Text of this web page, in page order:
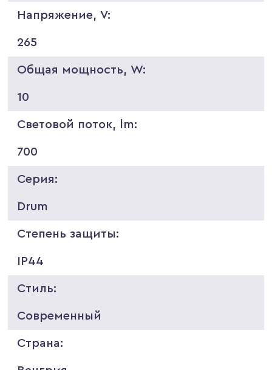
Напряжение, V:
265
Общая мощность, W:
10
Световой поток, lm:
700
Серия:
Drum
Степень защиты:
IP44
Стиль:
Современный
Страна: